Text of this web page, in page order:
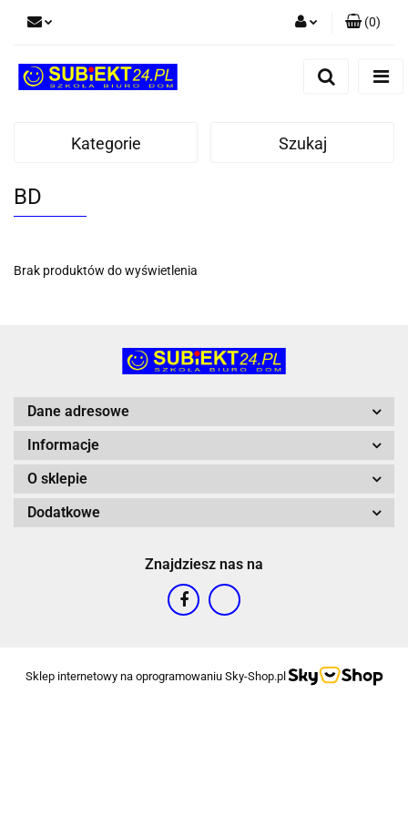
(0)
Kategorie Szukaj
BD
Brak produktów do wyświetlenia
Dane adresowe
Informacje
O sklepie
Dodatkowe
Znajdziesz nas na
Sklep internetowy na oprogramowaniu Sky-Shop.pl